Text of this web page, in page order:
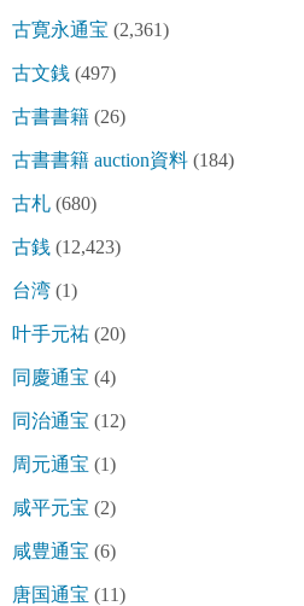
古寛永通宝 (2,361)
古文銭 (497)
古書書籍 (26)
古書書籍 auction資料 (184)
古札 (680)
古銭 (12,423)
台湾 (1)
叶手元祐 (20)
同慶通宝 (4)
同治通宝 (12)
周元通宝 (1)
咸平元宝 (2)
咸豊通宝 (6)
唐国通宝 (11)